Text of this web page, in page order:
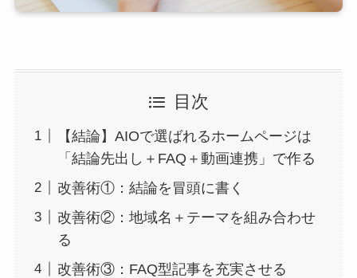
目次
【結論】AIOで選ばれるホームページは
「結論先出し＋FAQ＋動画連携」で作る
改善術①：結論を冒頭に書く
改善術②：地域名＋テーマを組み合わせ
る
改善術③：FAQ型記事を充実させる